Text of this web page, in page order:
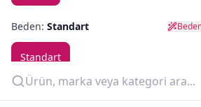
Yeni Gelenler
OUTLET
Giriş Yap
Beden: Standart
Standart
Adet: